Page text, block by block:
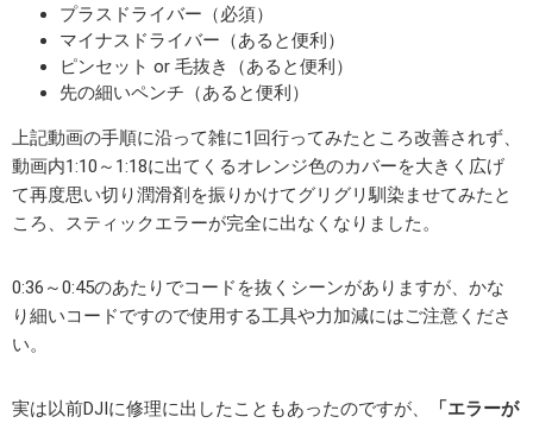
プラスドライバー（必須）
マイナスドライバー（あると便利）
ピンセット or 毛抜き（あると便利）
先の細いペンチ（あると便利）
上記動画の手順に沿って雑に1回行ってみたところ改善されず、
動画内1:10～1:18に出てくるオレンジ色のカバーを大きく広げ
て再度思い切り潤滑剤を振りかけてグリグリ馴染ませてみたと
ころ、スティックエラーが完全に出なくなりました。
0:36～0:45のあたりでコードを抜くシーンがありますが、かな
り細いコードですので使用する工具や力加減にはご注意くださ
い。
実は以前DJIに修理に出したこともあったのですが、
「エラーが